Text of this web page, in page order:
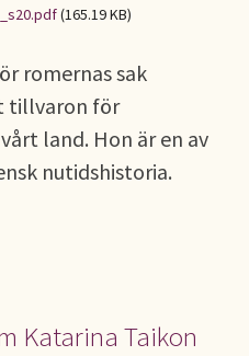
(165.19 KB)
romernas sak
tillvaron för
land. Hon är en av
nutidshistoria.
Katarina Taikon